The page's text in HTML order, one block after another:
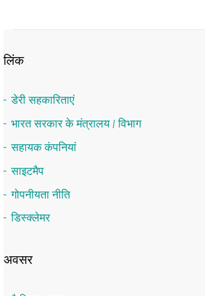
लिंक
डेरी सहकारिताएं
भारत सरकार के मंत्रालय / विभाग
सहायक कंपनियां
साइटमैप
गोपनीयता नीति
डिस्क्लेमर
अवसर